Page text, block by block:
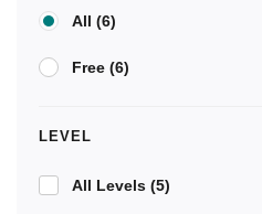
All (6)
Free (6)
LEVEL
All Levels (5)